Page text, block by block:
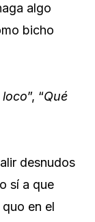
algo
bicho
loco”, “Qué
desnudos
sí a que
en el